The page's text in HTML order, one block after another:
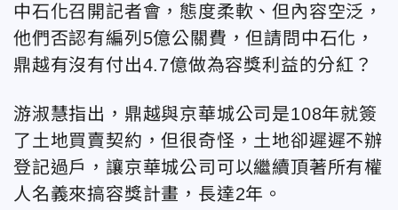
中石化召開記者會，態度柔軟、但內容空泛，
他們否認有編列5億公關費，但請問中石化，
鼎越有沒有付出4.7億做為容獎利益的分紅？
游淑慧指出，鼎越與京華城公司是108年就簽
了土地買賣契約，但很奇怪，土地卻遲遲不辦
登記過戶，讓京華城公司可以繼續頂著所有權
人名義來搞容獎計畫，長達2年。